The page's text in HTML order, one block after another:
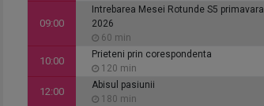
09:00
Intrebarea Mesei Rotunde S5 primavara
2026
60 min
10:00
Prieteni prin corespondenta
120 min
12:00
Abisul pasiunii
180 min